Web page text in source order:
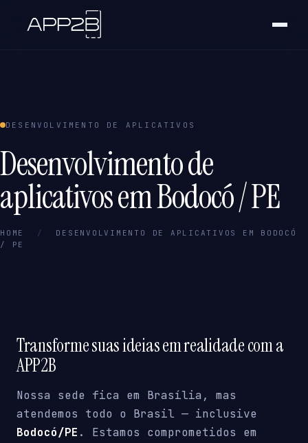
DESENVOLVIMENTO DE APLICATIVOS
Desenvolvimento de
aplicativos em Bodocó / PE
HOME /
DESENVOLVIMENTO DE APLICATIVOS EM BODOCÓ
/ PE
Transforme suas ideias em realidade com a
APP2B
Nossa sede fica em Brasília, mas
atendemos todo o Brasil — inclusive
Bodocó/PE . Estamos comprometidos em